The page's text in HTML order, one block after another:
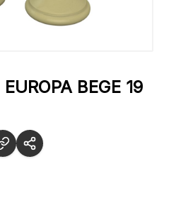
BEGE 19